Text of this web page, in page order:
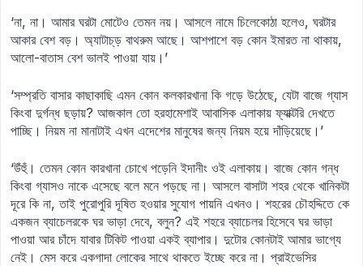
‘না, না। আমার ঘরটা মোটেও তেমন নয়। আসলে নামে চিলেকোঠা হলেও, ঘরটার
আকার বেশ বড়। অ্যাটাচ্‌ড় বাথরুম আছে। আশপাশে বড় কোন ইমারত না থাকায়,
আলো-বাতাস বেশ ভালই পাওয়া যায়।’
‘সম্প্রতি বাসার কাছাকাছি এমন কোন কলকারখানা কি গড়ে উঠেছে, যেটা বাজে গ্যাস
কিংবা দুর্গন্ধ ছড়ায়? আজকাল তো হরহামেশাই আবাসিক এলাকায় ফ্যাক্টরি দেখতে
পাচ্ছি। নিয়ম না মানাটাই এখন এদেশের মানুষের জন্য নিয়ম হয়ে দাঁড়িয়েছে।’
‘উঁহুঁ। তেমন কোন কারখানা চোখে পড়েনি ইদানীং ওই এলাকায়। বাজে কোন গন্ধ
কিংবা গ্যাসও নাকে এসেছে বলে মনে পড়ছে না। আসলে বাসাটা শহর থেকে খানিকটা
দূরে কি না, তাই পুরোপুরি দূষিত হওয়ার সুযোগ পায়নি এখনও। শহরের চৌহদ্দিতে কে
একজন ব্যাচেলরকে ঘর ভাড়া দেবে, বলুন? এই শহরে ব্যাচেলর হিসেবে ঘর ভাড়া
পাওয়া আর চাঁদে যাবার টিকিট পাওয়া একই ব্যাপার। দুটোর কোনটাই আমার ভাগ্যে
নেই। মেস করে একগাদা লোকের সাথে থাকতে ইচ্ছে করে না। প্রাইভেসির